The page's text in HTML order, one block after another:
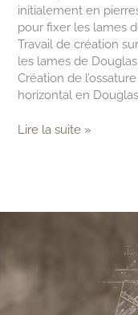
initialement en
pour fixer les lames
Travail de création
les lames de
Création de
horizontal en
Lire la suite »